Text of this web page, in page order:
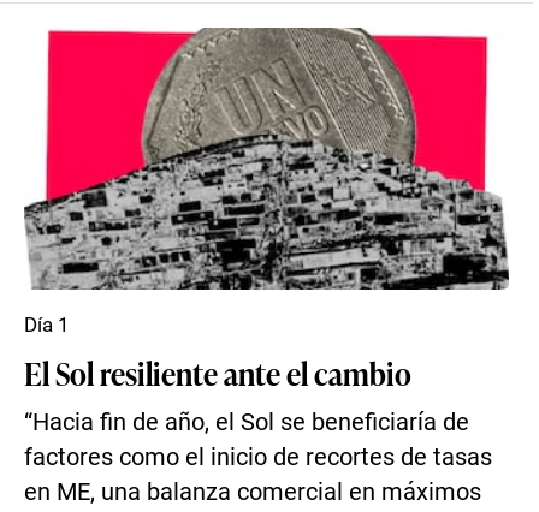
El Sol resiliente ante el cambio
“Hacia fin de año, el Sol se beneficiaría de
factores como el inicio de recortes de tasas
en ME, una balanza comercial en máximos
Día 1